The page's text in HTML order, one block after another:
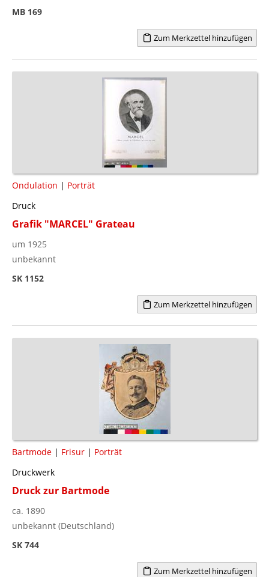
MB 169
Zum Merkzettel hinzufügen
Ondulation | Porträt
Druck
Grafik "MARCEL" Grateau
um 1925
unbekannt
SK 1152
Zum Merkzettel hinzufügen
Bartmode | Frisur | Porträt
Druckwerk
Druck zur Bartmode
ca. 1890
unbekannt (Deutschland)
SK 744
Zum Merkzettel hinzufügen